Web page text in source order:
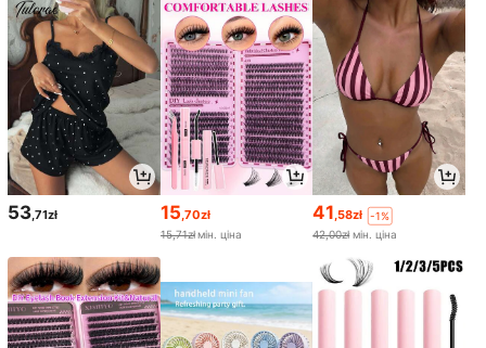
53,71zł 15,70zł
15,71złмін. ціна
41,58zł
-1%
42,00zł мін. ціна